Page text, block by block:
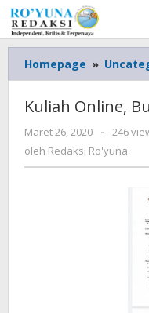
Lewati
ke
konten
Homepage »
Kuliah Online,
Maret 26, 2020
oleh
Redaksi
Ro'yuna
-
246
oleh Redaksi Ro'yuna